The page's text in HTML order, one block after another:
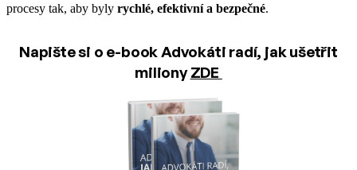
procesy tak, aby byly rychlé, efektivní a bezpečné.
Napište si o e-book Advokáti radí, jak ušetřit
milionyZDE